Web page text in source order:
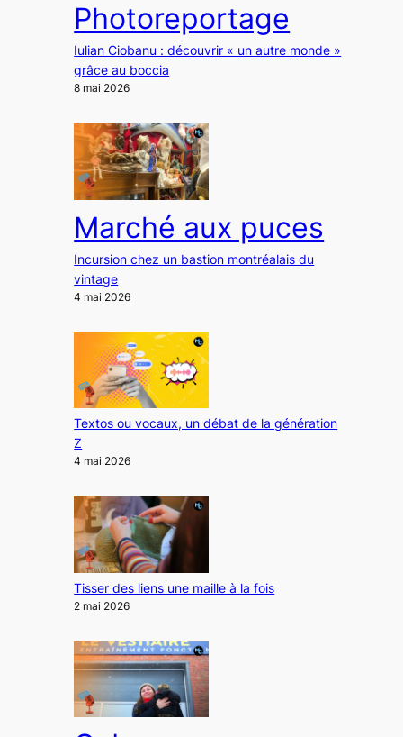
Photoreportage
Iulian Ciobanu : découvrir « un autre monde »
grâce au boccia
8 mai 2026
Marché aux puces
Incursion chez un bastion montréalais du
vintage
4 mai 2026
Textos ou vocaux, un débat de la génération
Z
4 mai 2026
Tisser des liens une maille à la fois
2 mai 2026